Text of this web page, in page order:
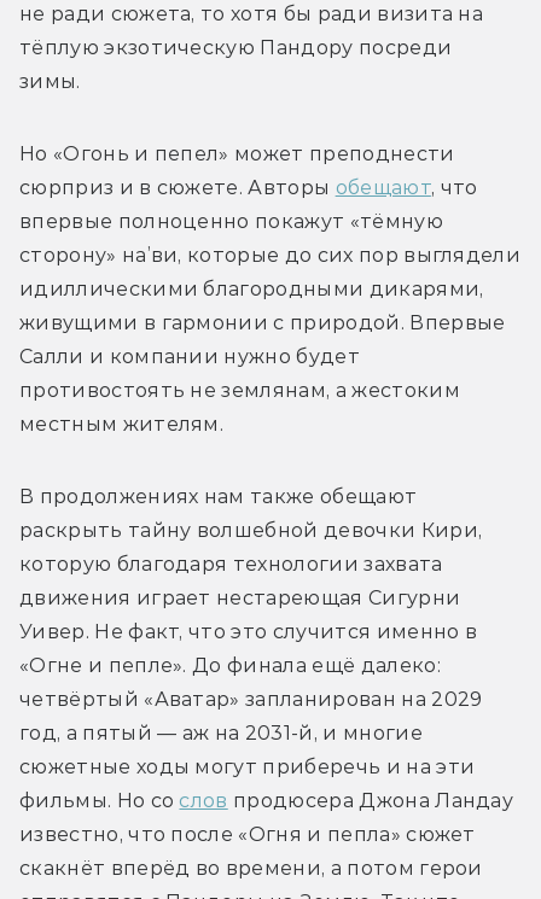
не ради сюжета, то хотя бы ради визита на
тёплую экзотическую Пандору посреди
зимы.
Но «Огонь и пепел» может преподнести
сюрприз и в сюжете. Авторы обещают, что
впервые полноценно покажут «тёмную
сторону» на’ви, которые до сих пор выглядели
идиллическими благородными дикарями,
живущими в гармонии с природой. Впервые
Салли и компании нужно будет
противостоять не землянам, а жестоким
местным жителям.
В продолжениях нам также обещают
раскрыть тайну волшебной девочки Кири,
которую благодаря технологии захвата
движения играет нестареющая Сигурни
Уивер. Не факт, что это случится именно в
«Огне и пепле». До финала ещё далеко:
четвёртый «Аватар» запланирован на 2029
год, а пятый — аж на 2031-й, и многие
сюжетные ходы могут приберечь и на эти
фильмы. Но со слов продюсера Джона Ландау
известно, что после «Огня и пепла» сюжет
скакнёт вперёд во времени, а потом герои